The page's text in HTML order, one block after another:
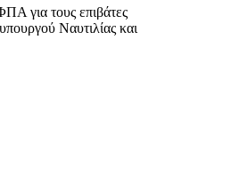
για τους επιβάτες
Ναυτιλίας και